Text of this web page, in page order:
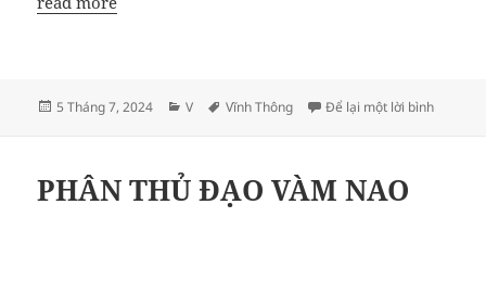
Đăng
5 Tháng 7, 2024
Danh
V Thẻ
Vĩnh Thông Để lại một lời bìnhở ĐỊA
PHÂN THỦ ĐẠO VÀM NAO